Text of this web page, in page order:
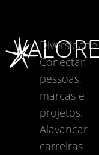
Conectar
pessoas,
marcas e
projetos.
Alavancar
carreiras